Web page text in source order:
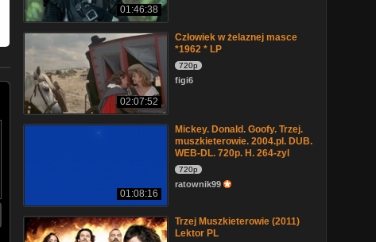
01:46:38
02:07:52
Człowiek w żelaznej masce
*1962 * LP
720p
figi6
01:08:16
Mickey. Donald. Goofy. Trzej.
muszkieterowie. 2004.pl. DUB.
WEB-DL. 720p. H. 264-zyl
720p
ratownik99
Trzej Muszkieterowie (2011)
Lektor PL